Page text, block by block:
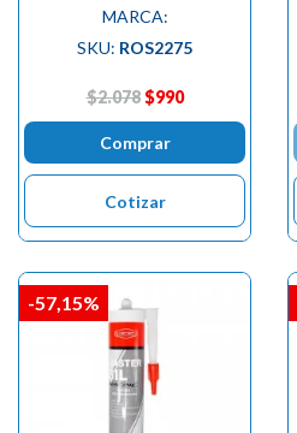
MARCA:
SKU: ROS2275
$2.078 $990
Comprar
Cotizar
-57,15%